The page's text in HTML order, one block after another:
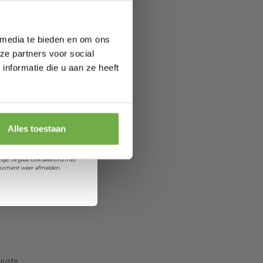
te bieden en om ons
partners voor social
die u aan ze heeft
Alles toestaan
je jarig bent
Je gaat ook akkoord met
weer afmelden.